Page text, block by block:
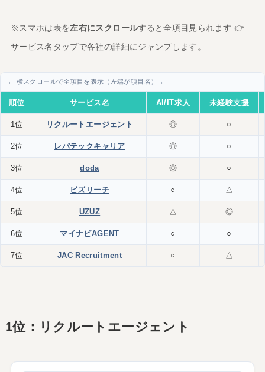
※スマホは表を左右にスクロールすると全項目見られます 👉
サービス名タップで各社の詳細にジャンプします。
順位 サービス名 AI/IT求人 未経験支援
1位 リクルートエージェント ◎ ○
2位 レバテックキャリア ◎ ○
3位 doda ◎ ○
4位 ビズリーチ ○ △
5位 UZUZ △ ◎
6位 マイナビAGENT ○ ○
7位 JAC Recruitment ○ △
1位：リクルートエージェント